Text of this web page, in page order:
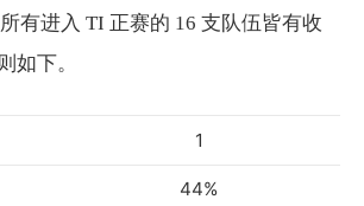
有进入 TI 正赛的 16 支队伍皆有收
如下。
1
44%